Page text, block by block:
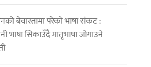
बेवास्तामा परेको भाषा संकट :
भाषा सिकाउँदै मातृभाषा जोगाउने